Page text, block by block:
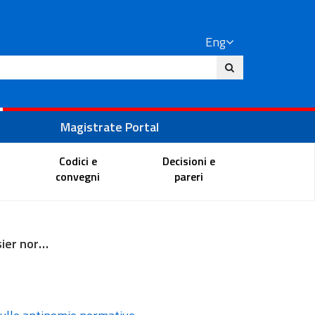
Eng
Magistrate Portal
Codici e
convegni
Decisioni e
pareri
Registro dossier normativi